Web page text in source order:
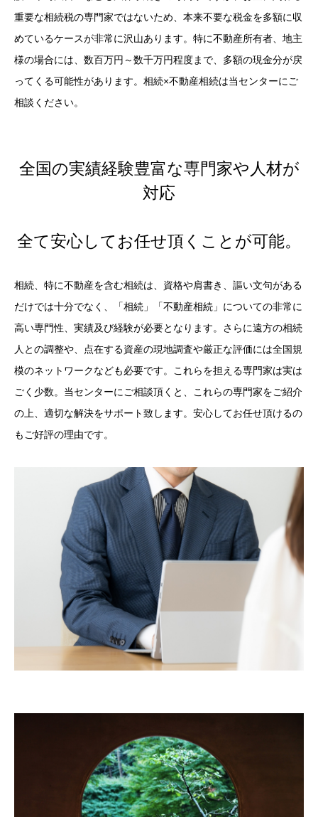
重要な相続税の専門家ではないため、本来不要な税金を多額に収
めているケースが非常に沢山あります。特に不動産所有者、地主
様の場合には、数百万円～数千万円程度まで、多額の現金分が戻
ってくる可能性があります。相続×不動産相続は当センターにご
相談ください。
全国の実績経験豊富な専門家や人材が
対応
全て安心してお任せ頂くことが可能。
相続、特に不動産を含む相続は、資格や肩書き、謳い文句がある
だけでは十分でなく、「相続」「不動産相続」についての非常に
高い専門性、実績及び経験が必要となります。さらに遠方の相続
人との調整や、点在する資産の現地調査や厳正な評価には全国規
模のネットワークなども必要です。これらを担える専門家は実は
ごく少数。当センターにご相談頂くと、これらの専門家をご紹介
の上、適切な解決をサポート致します。安心してお任せ頂けるの
もご好評の理由です。